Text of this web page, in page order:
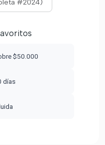
#2024)
$50.000
días